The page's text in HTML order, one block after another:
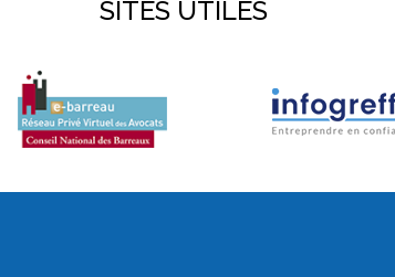
SITES UTILES